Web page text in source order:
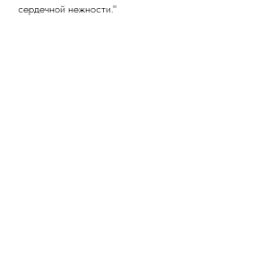
сердечной нежности."